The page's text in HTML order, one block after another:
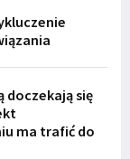
doczekają się
ma trafić do